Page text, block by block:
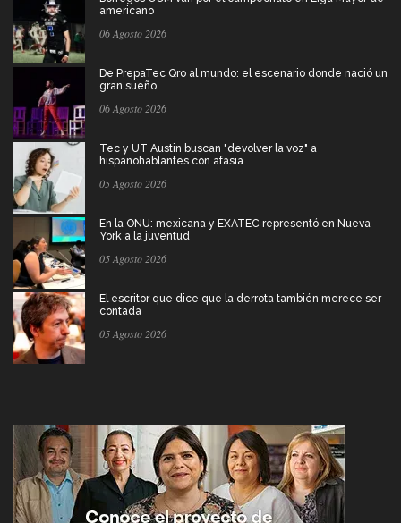
americano
06 Agosto 2026
De PrepaTec Qro al mundo: el escenario donde nació un
gran sueño
06 Agosto 2026
Tec y UT Austin buscan "devolver la voz" a
hispanohablantes con afasia
05 Agosto 2026
En la ONU: mexicana y EXATEC representó en Nueva
York a la juventud
05 Agosto 2026
El escritor que dice que la derrota también merece ser
contada
05 Agosto 2026